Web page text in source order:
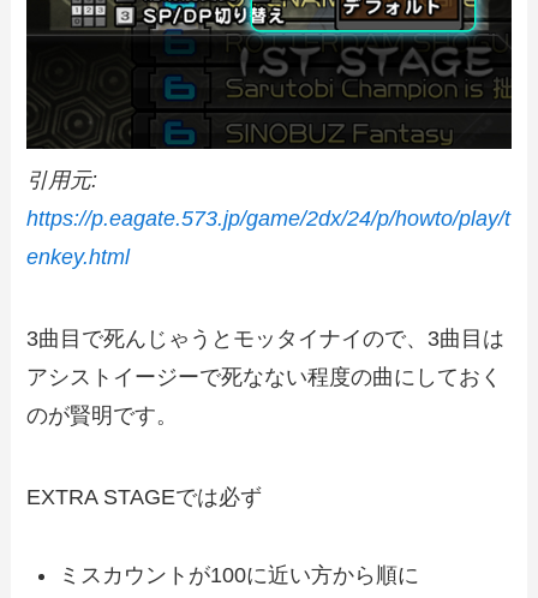
引用元:
https://p.eagate.573.jp/game/2dx/24/p/howto/play/t
enkey.html
3曲目で死んじゃうとモッタイナイので、3曲目は
アシストイージーで死なない程度の曲にしておく
のが賢明です。
EXTRA STAGEでは必ず
ミスカウントが100に近い方から順に